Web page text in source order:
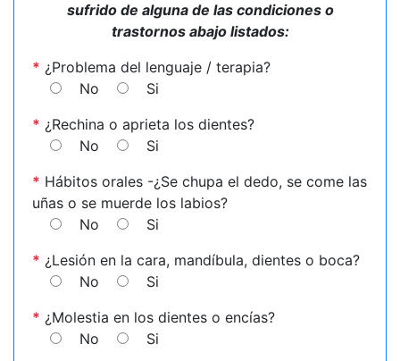
sufrido de alguna de las condiciones o
trastornos abajo listados:
* ¿Problema del lenguaje / terapia?
No
Si
* ¿Rechina o aprieta los dientes?
No
Si
* Hábitos orales -¿Se chupa el dedo, se come las
uñas o se muerde los labios?
No
Si
* ¿Lesión en la cara, mandíbula, dientes o boca?
No
Si
* ¿Molestia en los dientes o encías?
No
Si